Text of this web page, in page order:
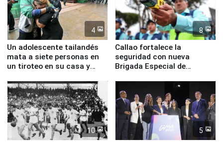
4
Un adolescente tailandés
mata a siete personas en
un tiroteo en su casa y
8
Callao fortalece la
seguridad con nueva
Brigada Especial de
equipamiento para
Serenazgo
10 5